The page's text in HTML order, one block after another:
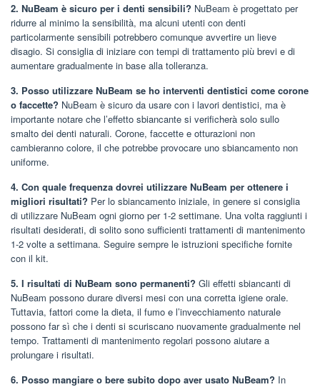
2. NuBeam è sicuro per i denti sensibili? NuBeam è progettato per
ridurre al minimo la sensibilità, ma alcuni utenti con denti
particolarmente sensibili potrebbero comunque avvertire un lieve
disagio. Si consiglia di iniziare con tempi di trattamento più brevi e di
aumentare gradualmente in base alla tolleranza.
3. Posso utilizzare NuBeam se ho interventi dentistici come corone
o faccette? NuBeam è sicuro da usare con i lavori dentistici, ma è
importante notare che l’effetto sbiancante si verificherà solo sullo
smalto dei denti naturali. Corone, faccette e otturazioni non
cambieranno colore, il che potrebbe provocare uno sbiancamento non
uniforme.
4. Con quale frequenza dovrei utilizzare NuBeam per ottenere i
migliori risultati? Per lo sbiancamento iniziale, in genere si consiglia
di utilizzare NuBeam ogni giorno per 1-2 settimane. Una volta raggiunti i
risultati desiderati, di solito sono sufficienti trattamenti di mantenimento
1-2 volte a settimana. Seguire sempre le istruzioni specifiche fornite
con il kit.
5. I risultati di NuBeam sono permanenti? Gli effetti sbiancanti di
NuBeam possono durare diversi mesi con una corretta igiene orale.
Tuttavia, fattori come la dieta, il fumo e l’invecchiamento naturale
possono far sì che i denti si scuriscano nuovamente gradualmente nel
tempo. Trattamenti di mantenimento regolari possono aiutare a
prolungare i risultati.
6. Posso mangiare o bere subito dopo aver usato NuBeam? In